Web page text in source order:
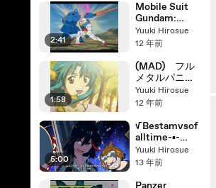
2:41
Mobile Suit
Gundam:
Soldiers of
Sorrow -
戦士ガンダム
Ⅱ 哀・戦士
～ダイジェス
ト～
Yuuki Hirosue
12 年前
1:58
(MAD) フル
メタルパニッ
ク? ふもっ
ふ Full
Fumoffu
Yuuki Hirosue
12 年前
5:00
√Bestamvsof
alltime-▪-
Animegraphy-
2013-
sUg8_youtub
Yuuki Hirosue
13 年前